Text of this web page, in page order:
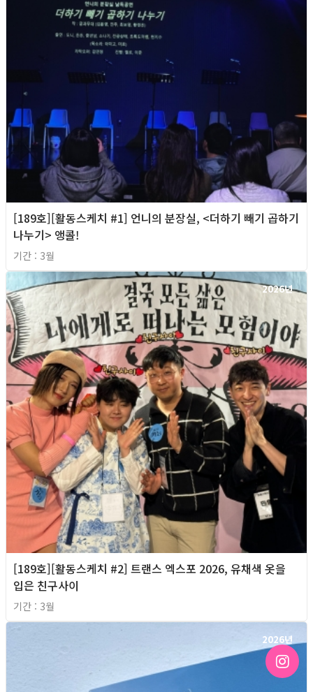
[189호][활동스케치 #1] 언니의 분장실, <더하기 빼기 곱하기
나누기> 앵콜!
기간 : 3월
2026년
[189호][활동스케치 #2] 트랜스 엑스포 2026, 유채색 옷을
입은 친구사이
기간 : 3월
2026년